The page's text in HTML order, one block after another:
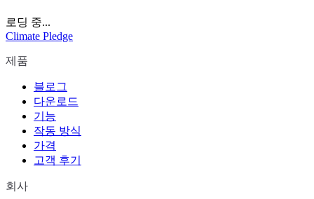
로딩 중...
Climate Pledge
제품
블로그
다운로드
기능
작동 방식
가격
고객 후기
회사